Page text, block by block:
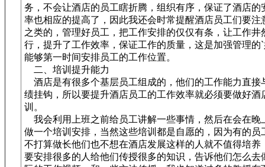
务，不会让酒店的员工瞎折腾，组织有序，保证了酒店的
率也相应的提高了，因此我还会时常提醒酒店员工们要注
之类的，管理好员工，把工作安排的仅仅有条，让工作井
行，提升了工作效率，保证工作的质量，这是加强管理的
能够第一时间安排员工的工作位置。
二、培训提升能力
酒店是有很多个基层员工组成的，他们的工作能力直接
绩挂钩，所以要提升酒店员工的工作效率就必须要做好酒
训。
我会利用上班之前给员工讲解一些事情，然后在会在晚
做一个培训安排，当然这些培训都是自愿的，因为有的员
不打算做长他们也不想在酒店发展这样的人就不值得培养
要安排很多的人给他们传授很多的知识，告诉他们怎么去